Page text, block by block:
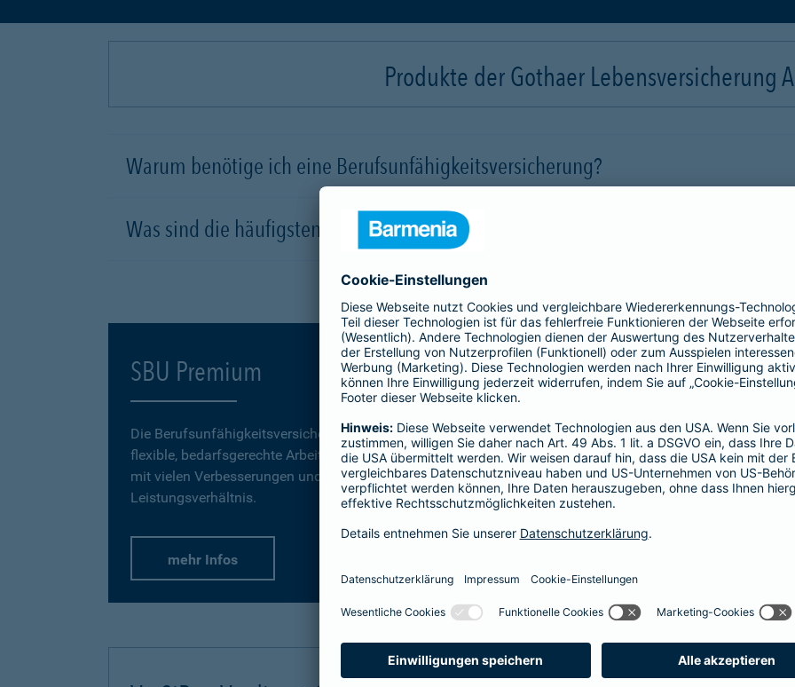
Produkte der Gothaer Lebensversicherung
Warum benötige ich eine Berufsunfähigkeitsversicherung?
Was sind die häufigsten Ursachen für eine Berufsunfähigkeit?
SBU Premium
Die BerufsunfähigkeitsversicherungSBU Premiumbietet eine
flexible, bedarfsgerechte Arbeitskraftabsicherung fürs Leben. Jetzt
mit vielen Verbesserungen und einem erstklassigen Preis-
Leistungsverhältnis.
mehr Infos
SBU Invest
Die
Kund*innen finanzielle
der Kapitalmärkte zu